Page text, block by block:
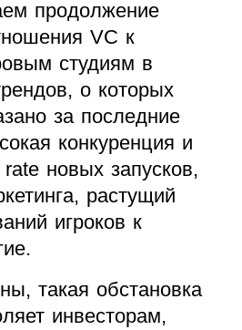
продолжение
VC к
студиям в
о которых
за последние
конкуренция и
новых запусков,
растущий
игроков к
такая обстановка
инвесторам,